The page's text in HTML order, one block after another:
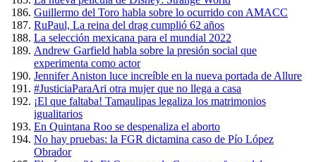
Guillermo del Toro habla sobre lo ocurrido con AMACC
RuPaul, La reina del drag cumplió 62 años
La selección mexicana para el mundial 2022
Andrew Garfield habla sobre la presión social que
experimenta como actor
Jennifer Aniston luce increíble en la nueva portada de Allure
#JusticiaParaAri otra mujer que no llega a casa
¡El que faltaba! Tamaulipas legaliza los matrimonios
igualitarios
En Quintana Roo se despenaliza el aborto
No hay pruebas: la FGR dictamina caso de Pío López
Obrador